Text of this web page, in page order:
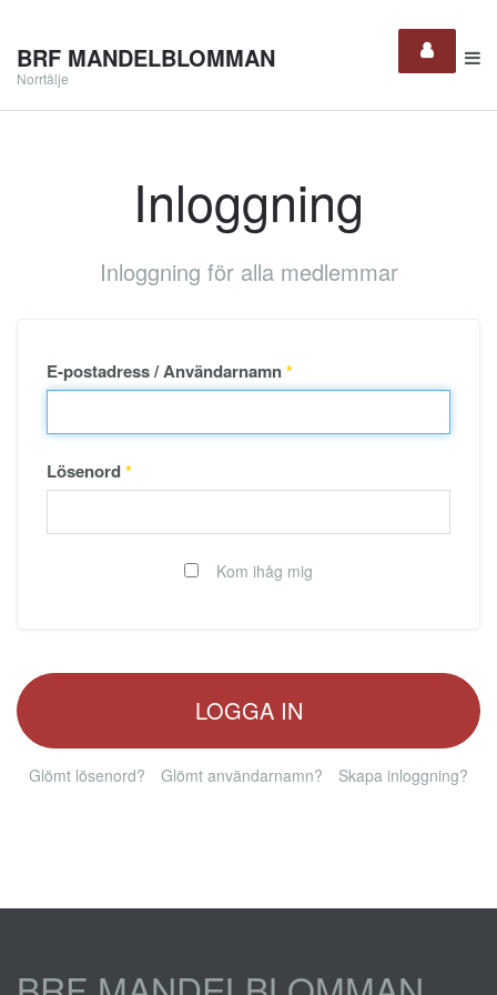
BRF MANDELBLOMMAN
Norrtälje
Inloggning
Inloggning för alla medlemmar
E-postadress / Användarnamn*
Lösenord*
Kom ihåg mig
LOGGA IN
Glömt lösenord? Glömt användarnamn? Skapa inloggning?